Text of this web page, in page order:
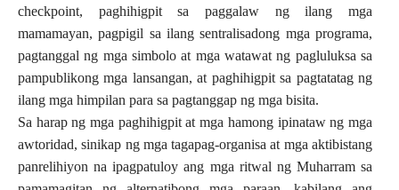
checkpoint, paghihigpit sa paggalaw ng ilang mga
mamamayan, pagpigil sa ilang sentralisadong mga programa,
pagtanggal ng mga simbolo at mga watawat ng pagluluksa sa
pampublikong mga lansangan, at paghihigpit sa pagtatatag ng
ilang mga himpilan para sa pagtanggap ng mga bisita.
Sa harap ng mga paghihigpit at mga hamong ipinataw ng mga
awtoridad, sinikap ng mga tagapag-organisa at mga aktibistang
panrelihiyon na ipagpatuloy ang mga ritwal ng Muharram sa